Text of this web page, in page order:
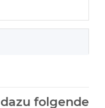
folgende